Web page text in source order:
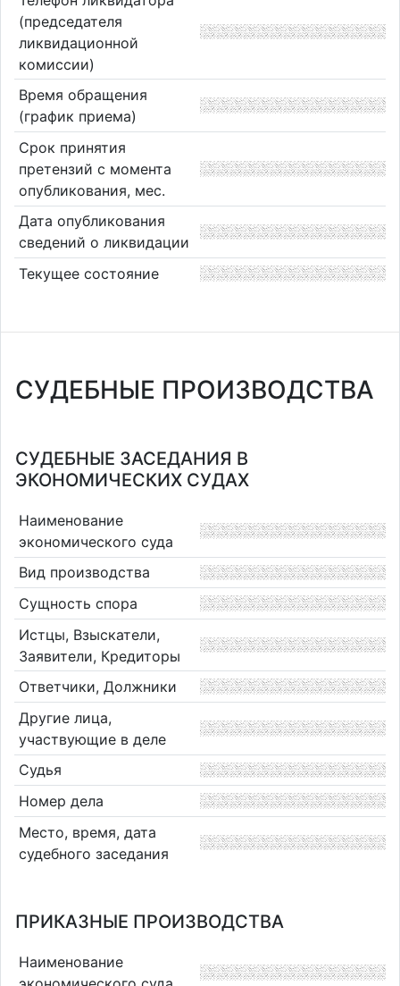
(председателя
ликвидационной
комиссии)
Время обращения
(график приема)
Срок принятия
претензий с момента
опубликования, мес.
Дата опубликования
сведений о ликвидации
Текущее состояние
СУДЕБНЫЕ ПРОИЗВОДСТВА
СУДЕБНЫЕ ЗАСЕДАНИЯ В
ЭКОНОМИЧЕСКИХ СУДАХ
Наименование
экономического суда
Вид производства
Сущность спора
Истцы, Взыскатели,
Заявители, Кредиторы
Ответчики, Должники
Другие лица,
участвующие в деле
Судья
Номер дела
Место, время, дата
судебного заседания
ПРИКАЗНЫЕ ПРОИЗВОДСТВА
Наименование